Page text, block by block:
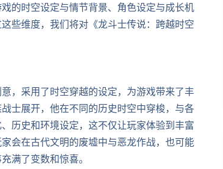
的时空设定与情节背景、角色设定与成长机
些维度，我们将对《龙斗士传说：跨越时空
，采用了时空穿越的设定，为游戏带来了丰
士展开，他在不同的历史时空中穿梭，与各
历史和环境设定，这不仅让玩家体验到丰富
会在古代文明的废墟中与恶龙作战，也可能
满了变数和惊喜。